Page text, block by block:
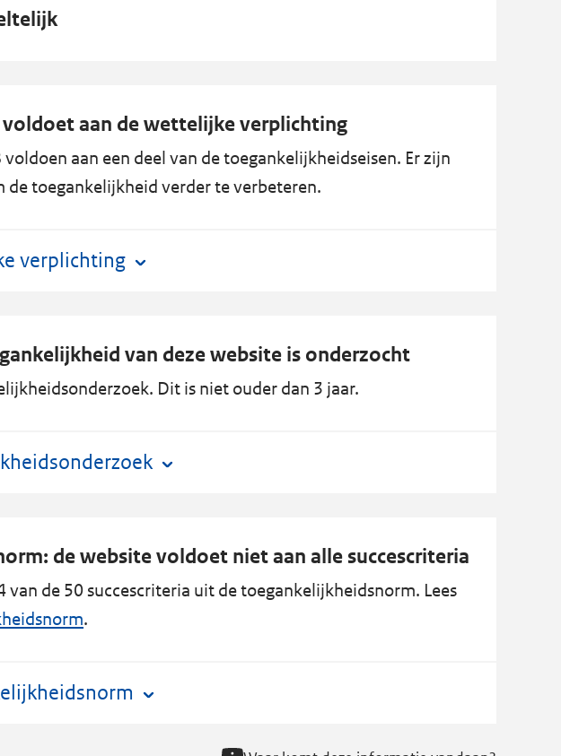
aan de wettelijke verplichting
aan een deel van de toegankelijkheidseisen. Er zijn
toegankelijkheid verder te verbeteren.
verplichting
van deze website is onderzocht
Dit is niet ouder dan 3 jaar.
de website voldoet niet aan alle succescriteria
van de 50 succescriteria uit de toegankelijkheidsnorm. Lees
.